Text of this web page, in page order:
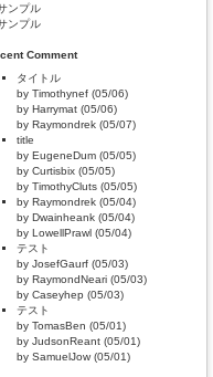
ンプル
ンプル
Comment
タイトル
by Timothynef (05/06)
by Harrymat (05/06)
by Raymondrek (05/07)
title
by EugeneDum (05/05)
by Curtisbix (05/05)
by TimothyCluts (05/05)
by Raymondrek (05/04)
by Dwainheank (05/04)
by LowellPrawl (05/04)
テスト
by JosefGaurf (05/03)
by RaymondNeari (05/03)
by Caseyhep (05/03)
テスト
by TomasBen (05/01)
by JudsonReant (05/01)
by SamuelJow (05/01)